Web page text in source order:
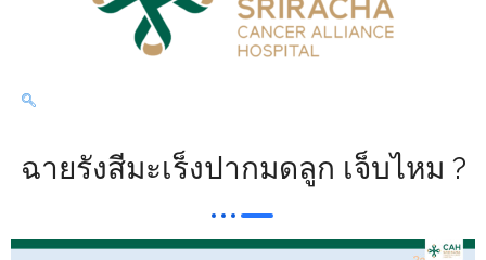
ฉายรังสีมะเร็งปากมดลูก เจ็บไหม ?